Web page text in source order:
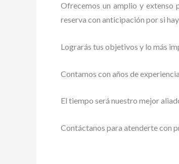
Ofrecemos un amplio y extenso
reserva con anticipación por si
Lograrás tus objetivos y lo más
Contamos con años de
El tiempo será nuestro mejor
Contáctanos para atenderte con